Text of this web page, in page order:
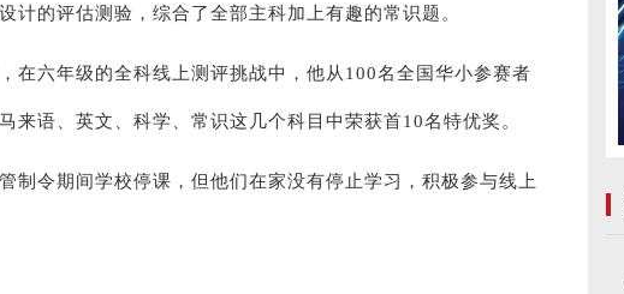
的评估测验，综合了全部主科加上有趣的常识题。
六年级的全科线上测评挑战中，他从100名全国华小参赛者
语、英文、科学、常识这几个科目中荣获首10名特优奖。
令期间学校停课，但他们在家没有停止学习，积极参与线上